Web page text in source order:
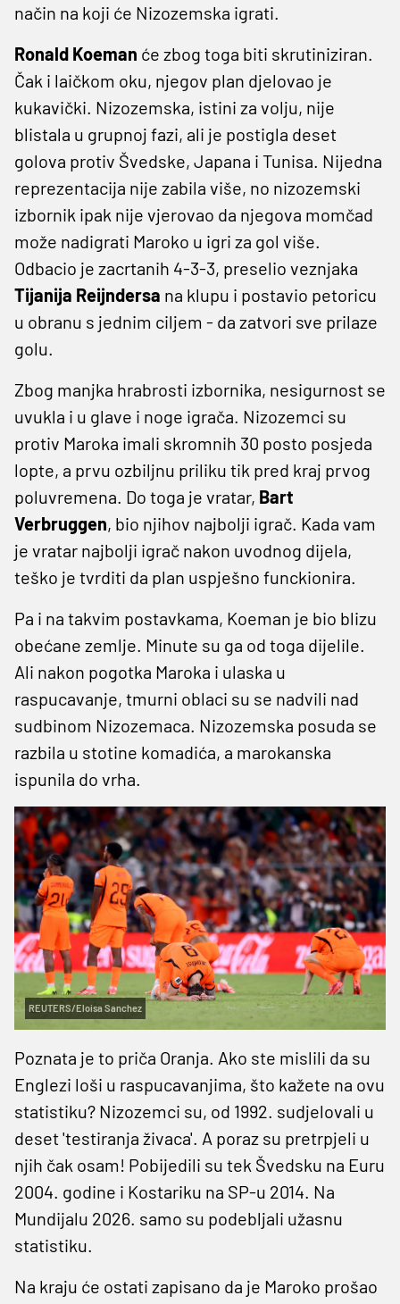
način na koji će Nizozemska igrati.
Ronald Koeman će zbog toga biti skrutiniziran.
Čak i laičkom oku, njegov plan djelovao je
kukavički. Nizozemska, istini za volju, nije
blistala u grupnoj fazi, ali je postigla deset
golova protiv Švedske, Japana i Tunisa. Nijedna
reprezentacija nije zabila više, no nizozemski
izbornik ipak nije vjerovao da njegova momčad
može nadigrati Maroko u igri za gol više.
Odbacio je zacrtanih 4-3-3, preselio veznjaka
Tijanija Reijndersa na klupu i postavio petoricu
u obranu s jednim ciljem - da zatvori sve prilaze
golu.
Zbog manjka hrabrosti izbornika, nesigurnost se
uvukla i u glave i noge igrača. Nizozemci su
protiv Maroka imali skromnih 30 posto posjeda
lopte, a prvu ozbiljnu priliku tik pred kraj prvog
poluvremena. Do toga je vratar, Bart
Verbruggen, bio njihov najbolji igrač. Kada vam
je vratar najbolji igrač nakon uvodnog dijela,
teško je tvrditi da plan uspješno funckionira.
Pa i na takvim postavkama, Koeman je bio blizu
obećane zemlje. Minute su ga od toga dijelile.
Ali nakon pogotka Maroka i ulaska u
raspucavanje, tmurni oblaci su se nadvili nad
sudbinom Nizozemaca. Nizozemska posuda se
razbila u stotine komadića, a marokanska
ispunila do vrha.
REUTERS/Eloisa Sanchez
Poznata je to priča Oranja. Ako ste mislili da su
Englezi loši u raspucavanjima, što kažete na ovu
statistiku? Nizozemci su, od 1992. sudjelovali u
deset 'testiranja živaca'. A poraz su pretrpjeli u
njih čak osam! Pobijedili su tek Švedsku na Euru
2004. godine i Kostariku na SP-u 2014. Na
Mundijalu 2026. samo su podebljali užasnu
statistiku.
Na kraju će ostati zapisano da je Maroko prošao